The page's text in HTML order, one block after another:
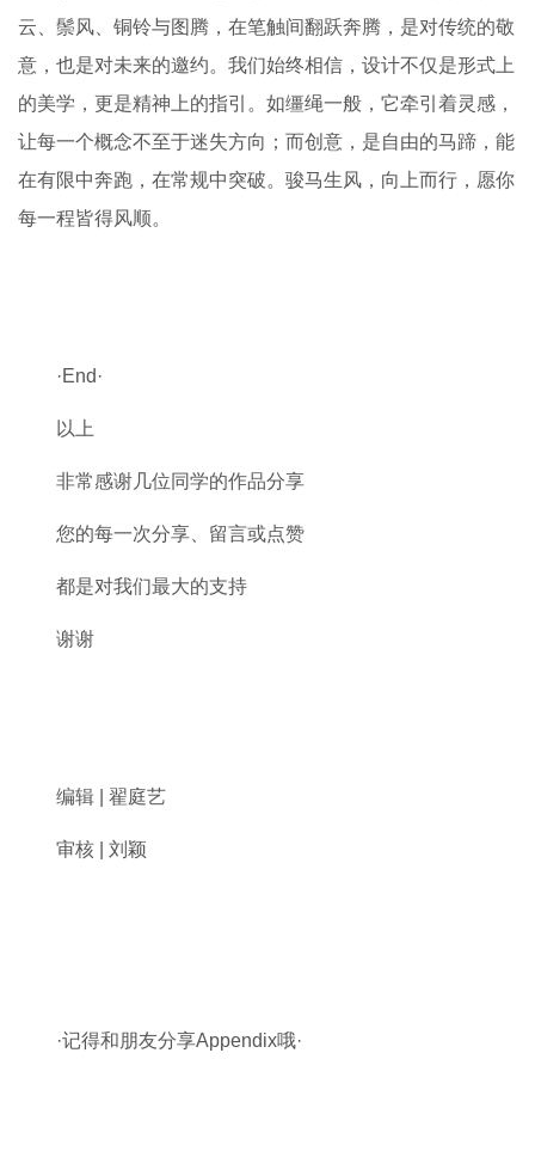
云、鬃风、铜铃与图腾，在笔触间翻跃奔腾，是对传统的敬
意，也是对未来的邀约。我们始终相信，设计不仅是形式上
的美学，更是精神上的指引。如缰绳一般，它牵引着灵感，
让每一个概念不至于迷失方向；而创意，是自由的马蹄，能
在有限中奔跑，在常规中突破。骏马生风，向上而行，愿你
每一程皆得风顺。
·End·
以上
非常感谢几位同学的作品分享
您的每一次分享、留言或点赞
都是对我们最大的支持
谢谢
编辑 | 翟庭艺
审核 | 刘颖
·记得和朋友分享Appendix哦·